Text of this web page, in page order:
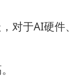
对于AI硬件、